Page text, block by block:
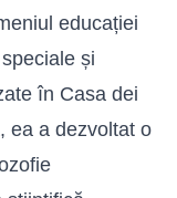
educației
și
în Casa dei
ea a dezvoltat o